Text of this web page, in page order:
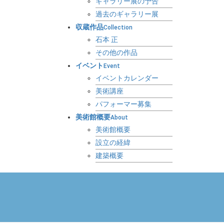
過去のギャラリー展
収蔵作品Collection
石本 正
その他の作品
イベント Event
イベントカレンダー
美術講座
パフォーマー募集
美術館概要About
美術館概要
設立の経緯
建築概要